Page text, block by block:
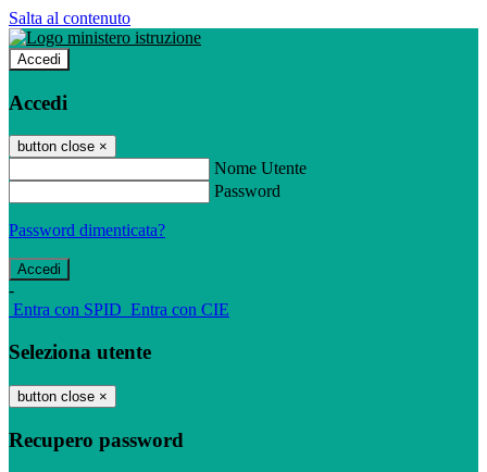
Salta al contenuto
Accedi
Accedi
button close ×
Nome Utente
Password
Password dimenticata?
-
Entra con SPID Entra con CIE
Seleziona utente
button close ×
Recupero password